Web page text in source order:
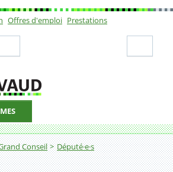
Offres d'emploi Prestations
Conseil Député·e·s